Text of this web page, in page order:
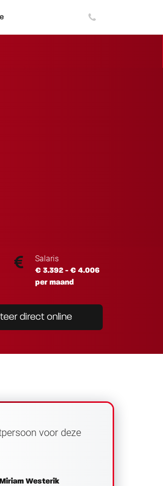
Salaris
€ 3.392 - € 4.006
per maand
direct online
voor deze
Miriam Westerik